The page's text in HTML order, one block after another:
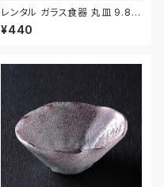
レンタル ガラス食器 丸皿 9.8c
m 2枚セット｜GLM129
¥440